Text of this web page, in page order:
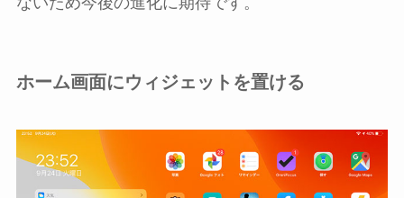
ホーム画面にウィジェットを置ける